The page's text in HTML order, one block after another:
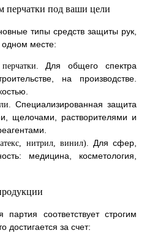
перчатки под ваши цели
типы средств защиты рук,
одном месте:
Для общего спектра
на производстве.
Специализированная защита
щелочами, растворителями и
нитрил, винил). Для сфер,
медицина, косметология,
соответствует строгим
достигается за счет: